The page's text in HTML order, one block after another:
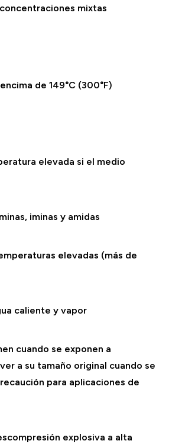
mixtas
de 149°C (300°F)
elevada si el medio
iminas y amidas
elevadas (más de
caliente y vapor
cuando se exponen a
a su tamaño original cuando se
para aplicaciones de
explosiva a alta